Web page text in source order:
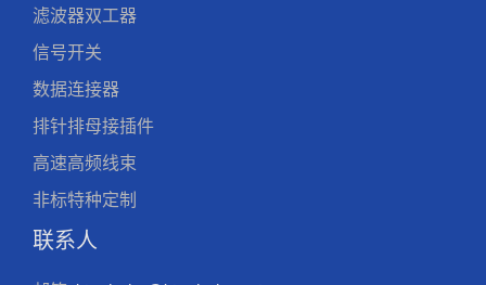
滤波器双工器
信号开关
数据连接器
排针排母接插件
高速高频线束
非标特种定制
联系人